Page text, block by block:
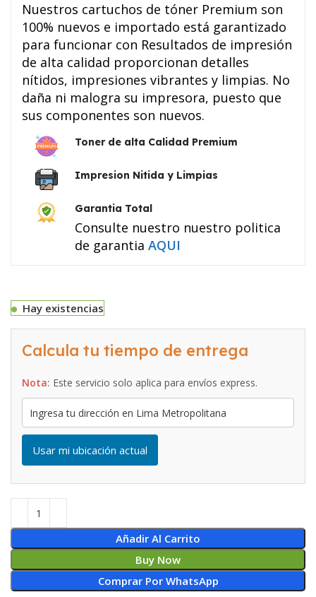
Nuestros cartuchos de tóner Premium son
100% nuevos e importado está garantizado
para funcionar con Resultados de impresión
de alta calidad proporcionan detalles
nítidos, impresiones vibrantes y limpias. No
daña ni malogra su impresora, puesto que
sus componentes son nuevos.
Toner de alta Calidad Premium
Impresion Nitida y Limpias
Garantia Total
Consulte nuestro nuestro politica
de garantia AQUI
Hay existencias
Calcula tu tiempo de entrega
Nota: Este servicio solo aplica para envíos express.
Usar mi ubicación actual
Añadir Al Carrito
Buy Now
Comprar Por WhatsApp